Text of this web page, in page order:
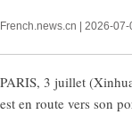
French.news.cn | 2026-
PARIS, 3 juillet
est en route vers son